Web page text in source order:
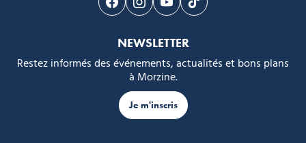
Suivez-nous sur Facebook
Suivez-nous sur Instagram
Suivez-nous sur Youtube
Suivez-nous sur
NEWSLETTER
Restez informés des événements, actualités et bons plans
à Morzine.
Je m'inscris